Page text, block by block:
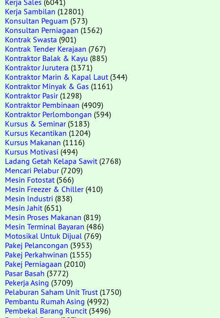
Kerja Sambilan (12801)
Konsultan Peguam (573)
Konsultan Perniagaan (1562)
Kontrak Swasta (901)
Kontrak Tender Kerajaan (767)
Kontraktor Balak & Kayu (885)
Kontraktor Jurutera (1371)
Kontraktor Marin & Kapal Laut (344)
Kontraktor Minyak & Gas (1161)
Kontraktor Pasir(1298)
Kontraktor Pembinaan (4909)
Kontraktor Perlombongan (594)
Kursus & Seminar(5183)
Kursus Kecantikan (1204)
Kursus Makanan (1116)
Kursus Motivasi (494)
Ladang Getah Kelapa Sawit (2768)
Mencari Pelabur(7209)
Mesin Fotostat (566)
Mesin Freezer & Chiller(410)
Mesin Industri (838)
Mesin Jahit (651)
Mesin Proses Makanan (819)
Mesin Terminal Bayaran (486)
Motosikal Untuk Dijual (769)
Pakej Pelancongan (3953)
Pakej Perkahwinan (1555)
Pakej Perniagaan (2010)
Pasar Basah (3772)
Pekerja Asing (3709)
Pelaburan Saham Unit Trust (1750)
Pembantu Rumah Asing (4992)
Pembekal Barang Runcit (3496)